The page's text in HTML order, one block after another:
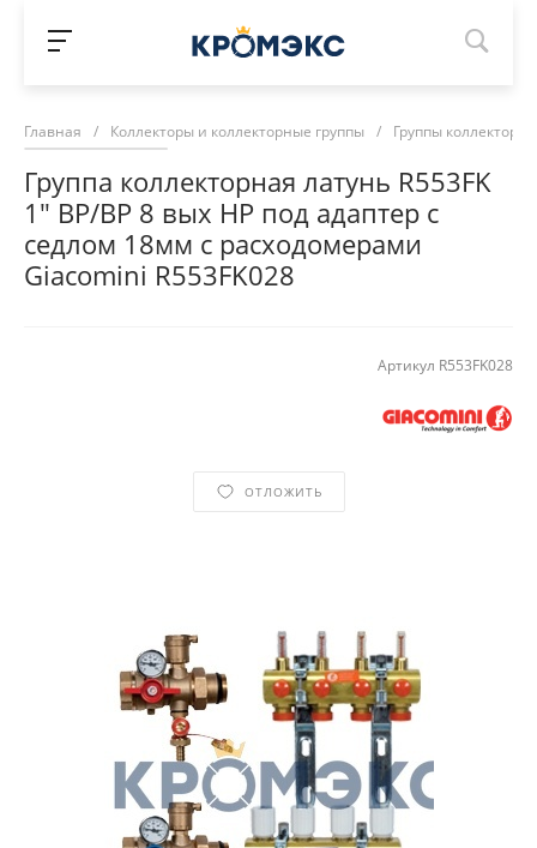
Главная / Коллекторы и коллекторные группы / Группы
Группа коллекторная латунь R553FK
1" ВР/ВР 8 вых НР под адаптер с
седлом 18мм с расходомерами
Giacomini R553FK028
Артикул R553FK028
ОТЛОЖИТЬ